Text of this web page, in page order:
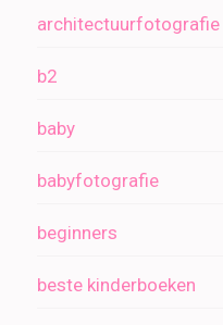
architectuurfotografie
b2
baby
babyfotografie
beginners
beste kinderboeken